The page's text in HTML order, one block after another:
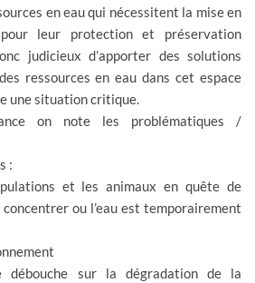
en eau qui nécessitent la mise en
leur protection et préservation
judicieux d’apporter des solutions
ressources en eau dans cet espace
une situation critique.
on note les problématiques /
:
et les animaux en quête de
ou l’eau est temporairement
débouche sur la dégradation de la